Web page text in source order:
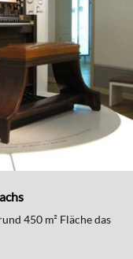
450 m² Fläche das